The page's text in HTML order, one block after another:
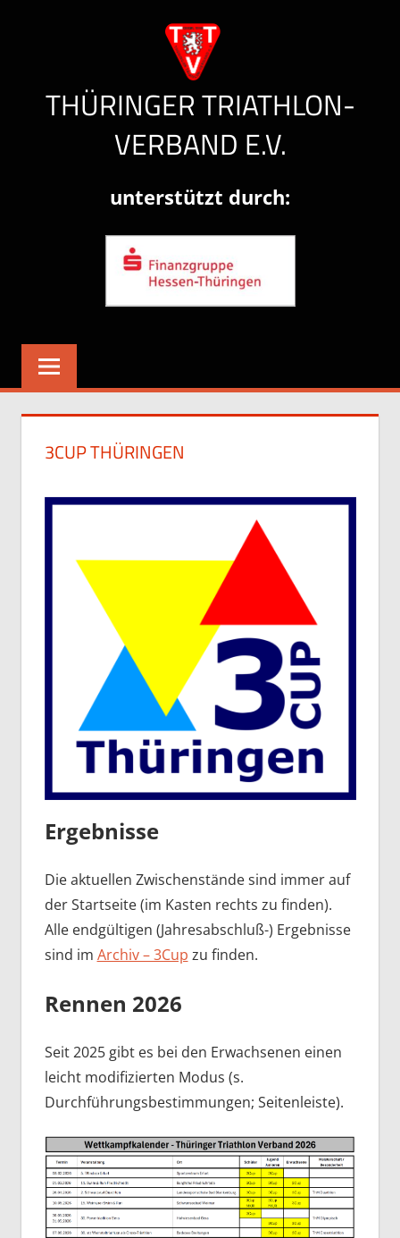
THÜRINGER TRIATHLON-
VERBAND E.V.
unterstützt durch:
3CUP THÜRINGEN
Ergebnisse
Die aktuellen Zwischenstände sind immer auf
der Startseite (im Kasten rechts zu finden).
Alle endgültigen (Jahresabschluß-) Ergebnisse
sind im Archiv – 3Cup zu finden.
Rennen 2026
Seit 2025 gibt es bei den Erwachsenen einen
leicht modifizierten Modus (s.
Durchführungsbestimmungen; Seitenleiste).